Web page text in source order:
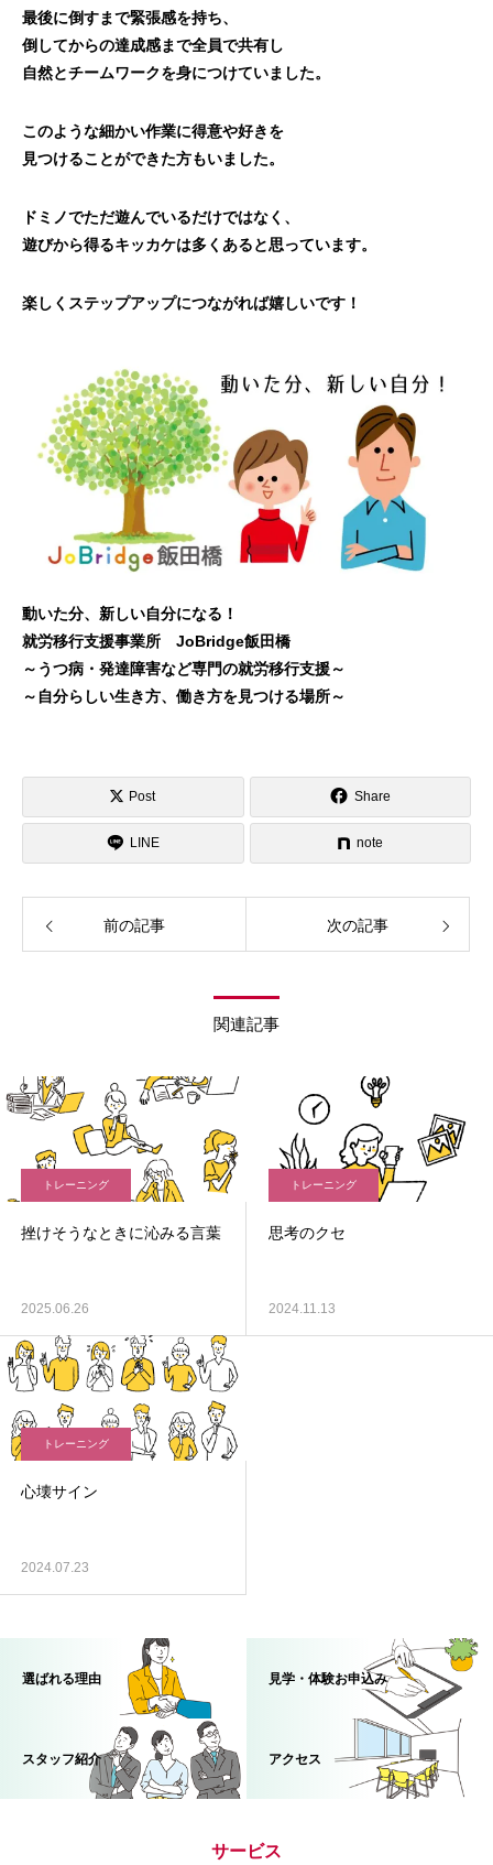
最後に倒すまで緊張感を持ち、
倒してからの達成感まで全員で共有し
自然とチームワークを身につけていました。
このような細かい作業に得意や好きを
見つけることができた方もいました。
ドミノでただ遊んでいるだけではなく、
遊びから得るキッカケは多くあると思っています。
楽しくステップアップにつながれば嬉しいです！
動いた分、新しい自分になる！
就労移行支援事業所 JoBridge飯田橋
～うつ病・発達障害など専門の就労移行支援～
～自分らしい生き方、働き方を見つける場所～
Post Share
LINE note
前の記事 次の記事
関連記事
トレーニング
挫けそうなときに沁みる言葉
2025.06.26
トレーニング
思考のクセ
2024.11.13
トレーニング
心壊サイン
2024.07.23
選ばれる理由 見学・体験お申込み
スタッフ紹介 アクセス
サービス